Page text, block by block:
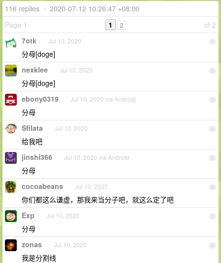
116 replies • 2020-07-12 10:26:47 +08:00
Page 1
of 2
1 2
1
7otk Jul 10, 2020
分母[doge]
2
nexklee Jul 10, 2020
分母[doge]
3
ebony0319 Jul 10, 2020 via Android
分母
4
Sfilata Jul 10, 2020
给我吧
5
jinshi366 Jul 10, 2020 via Android
分母
6
cocoabeans Jul 10, 2020
你们都这么谦虚，那我来当分子吧，就这么定了吧
7
Exp Jul 10, 2020
分母
8
zonas Jul 10, 2020
我是分割线